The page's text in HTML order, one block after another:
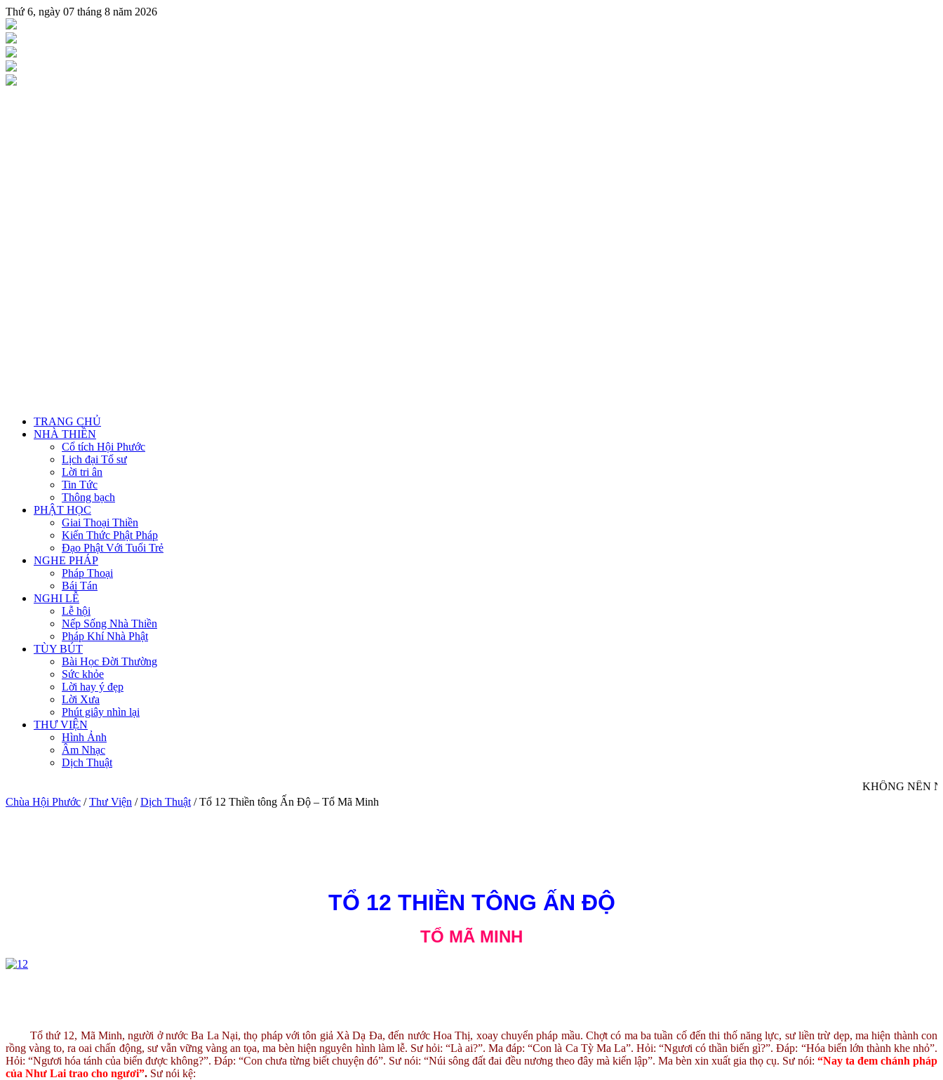
Thứ 6, ngày 07 tháng 8 năm 2026
TRANG CHỦ
NHÀ THIỀN
Cổ tích Hội Phước
Lịch đại Tổ sư
Lời tri ân
Tin Tức
Thông bạch
PHẬT HỌC
Giai Thoại Thiền
Kiến Thức Phật Pháp
Đạo Phật Với Tuổi Trẻ
NGHE PHÁP
Pháp Thoại
Bái Tán
NGHI LỄ
Lễ hội
Nếp Sống Nhà Thiền
Pháp Khí Nhà Phật
TÙY BÚT
Bài Học Đời Thường
Sức khỏe
Lời hay ý đẹp
Lời Xưa
Phút giây nhìn lại
THƯ VIỆN
Hình Ảnh
Âm Nhạc
Dịch Thuật
KHÔNG NÊN
Chùa Hội Phước / Thư Viện / Dịch Thuật / Tổ 12 Thiền tông Ấn Độ – Tổ Mã Minh
TỔ 12 THIỀN TÔNG ẤN ĐỘ
TỔ MÃ MINH
Tổ thứ 12, Mã Minh, người ở nước Ba La Nại, thọ pháp với tôn giả Xà Dạ Đa, đến nước Hoa Thị, xoay chuyển pháp mầu. Chợt có ma ba tuần cố đến thi thố năng lực, sư liền trừ dẹp, ma hiện thành con
rồng vàng to, ra oai chấn động, sư vẫn vững vàng an tọa, ma bèn hiện nguyên hình làm lễ. Sư hỏi: “Là ai?”. Ma đáp: “Con là Ca Tỳ Ma La”. Hỏi: “Ngươi có thần biến gì?”. Đáp: “Hóa biển lớn thành khe nhỏ”.
Hỏi: “Ngươi hóa tánh của biển được không?”. Đáp: “Con chưa từng biết chuyện đó”. Sư nói: “Núi sông đất đai đều nương theo đây mà kiến lập”. Ma bèn xin xuất gia thọ cụ. Sư nói: “Nay ta đem chánh pháp
của Như Lai trao cho ngươi”. Sư nói kệ: